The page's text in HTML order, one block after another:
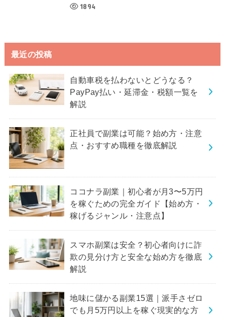
1894
最近の投稿
自動車税を払わないとどうなる？
PayPay払い・延滞金・税額一覧を
解説
正社員で副業は可能？始め方・注意
点・おすすめ職種を徹底解説
ココナラ副業｜初心者が月3〜5万円
を稼ぐための完全ガイド【始め方・
稼げるジャンル・注意点】
スマホ副業は安全？初心者向けに詐
欺の見分け方と安全な始め方を徹底
解説
地味に儲かる副業15選｜派手さゼロ
でも月5万円以上を稼ぐ現実的な方